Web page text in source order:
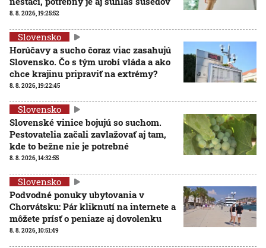
8. 8. 2026, 19:25:52
Slovensko
Horúčavy a sucho čoraz viac zasahujú
Slovensko. Čo s tým urobí vláda a ako
chce krajinu pripraviť na extrémy?
8. 8. 2026, 19:22:45
Slovensko
Slovenské vinice bojujú so suchom.
Pestovatelia začali zavlažovať aj tam,
kde to bežne nie je potrebné
8. 8. 2026, 14:32:55
Slovensko
Podvodné ponuky ubytovania v
Chorvátsku: Pár kliknutí na internete a
môžete prísť o peniaze aj dovolenku
8. 8. 2026, 10:51:49